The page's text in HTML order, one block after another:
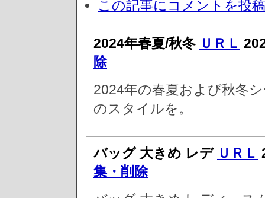
この記事にコメントを投
2024年春夏/秋冬 ＵＲＬ
除
2024年の春夏および秋冬
のスタイルを。
バッグ 大きめ レデ ＵＲＬ
集・削除